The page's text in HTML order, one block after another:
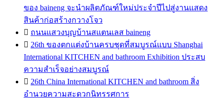
ของ baineng จะนำผลิตภัณฑ์ใหม่ประจำปีไปสู่งานแสดง
สินค้าก่อสร้างกวางโจว
 ถนนแสวงบุญบ้านสแตนเลส baineng
 26th ของตกแต่งบ้านครบชุดที่สมบูรณ์แบบ Shanghai
International KITCHEN and bathroom Exhibition ประสบ
ความสำเร็จอย่างสมบูรณ์
 26th China International KITCHEN and bathroom สิ่ง
อำนวยความสะดวกนิทรรศการ